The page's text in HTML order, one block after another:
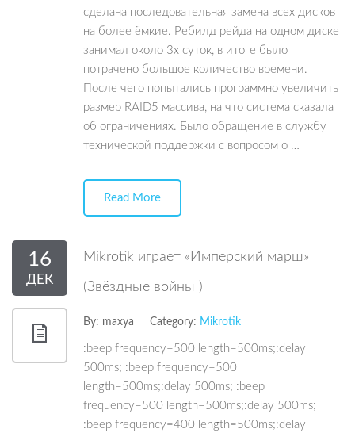
сделана последовательная замена всех дисков
на более ёмкие. Ребилд рейда на одном диске
занимал около 3х суток, в итоге было
потрачено большое количество времени.
После чего попытались программно увеличить
размер RAID5 массива, на что система сказала
об ограничениях. Было обращение в службу
технической поддержки с вопросом о …
Read More
16
ДЕК
Mikrotik играет «Имперский марш»
(Звёздные войны )
By: maxya Category: Mikrotik
:beep frequency=500 length=500ms;:delay
500ms; :beep frequency=500
length=500ms;:delay 500ms; :beep
frequency=500 length=500ms;:delay 500ms;
:beep frequency=400 length=500ms;:delay